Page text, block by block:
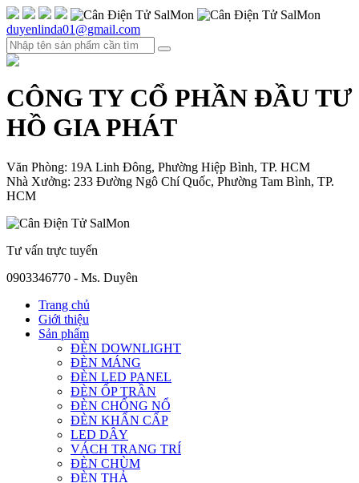
duyenlinda01@gmail.com
CÔNG TY CỔ PHẦN ĐẦU TƯ
HỒ GIA PHÁT
Văn Phòng: 19A Linh Đông, Phường Hiệp Bình, TP. HCM
Nhà Xưởng: 233 Đường Ngô Chí Quốc, Phường Tam Bình, TP.
HCM
Tư vấn trực tuyến
0903346770 - Ms. Duyên
Trang chủ
Giới thiệu
Sản phẩm
ĐÈN DOWNLIGHT
ĐÈN MÁNG
ĐÈN LED PANEL
ĐÈN ỐP TRẦN
ĐÈN CHỐNG NỔ
ĐÈN KHẨN CẤP
LED DÂY
VÁCH TRANG TRÍ
ĐÈN CHÙM
ĐÈN THẢ